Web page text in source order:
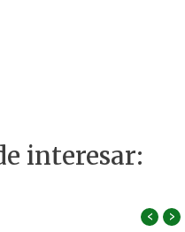
interesar:
‹ ›